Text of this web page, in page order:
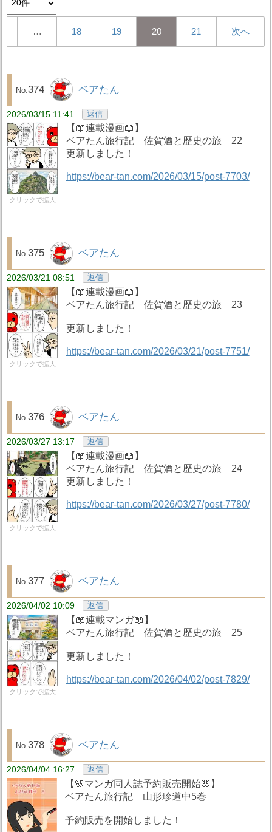
… 18 19 20 21 次へ
374 ベアたん
2026/03/15 11:41 返信
クリックで拡大
【📖連載漫画📖】
ベアたん旅行記 佐賀酒と歴史の旅 22
更新しました！
https://bear-tan.com/2026/03/15/post-7703/
375 ベアたん
2026/03/21 08:51 返信
クリックで拡大
【📖連載漫画📖】
ベアたん旅行記 佐賀酒と歴史の旅 23
更新しました！
https://bear-tan.com/2026/03/21/post-7751/
376 ベアたん
2026/03/27 13:17 返信
クリックで拡大
【📖連載漫画📖】
ベアたん旅行記 佐賀酒と歴史の旅 24
更新しました！
https://bear-tan.com/2026/03/27/post-7780/
377 ベアたん
2026/04/02 10:09 返信
クリックで拡大
【📖連載マンガ📖】
ベアたん旅行記 佐賀酒と歴史の旅 25
更新しました！
https://bear-tan.com/2026/04/02/post-7829/
378 ベアたん
2026/04/04 16:27 返信
【🌸マンガ同人誌予約販売開始🌸】
ベアたん旅行記 山形珍道中5巻
予約販売を開始しました！